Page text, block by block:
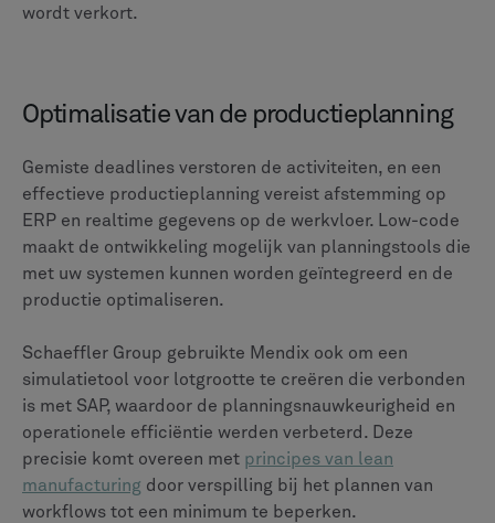
wordt verkort.
Optimalisatie van de productieplanning
Gemiste deadlines verstoren de activiteiten, en een
effectieve productieplanning vereist afstemming op
ERP en realtime gegevens op de werkvloer. Low-code
maakt de ontwikkeling mogelijk van planningstools die
met uw systemen kunnen worden geïntegreerd en de
productie optimaliseren.
Schaeffler Group gebruikte Mendix ook om een
simulatietool voor lotgrootte te creëren die verbonden
is met SAP, waardoor de planningsnauwkeurigheid en
operationele efficiëntie werden verbeterd. Deze
precisie komt overeen met principes van lean
manufacturing door verspilling bij het plannen van
workflows tot een minimum te beperken.